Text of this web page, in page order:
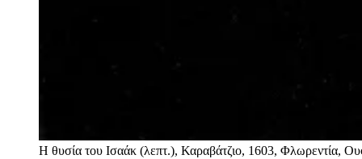
Η θυσία του Ισαάκ (λεπτ.), Καραβάτζιο, 1603, Φλωρεντία,